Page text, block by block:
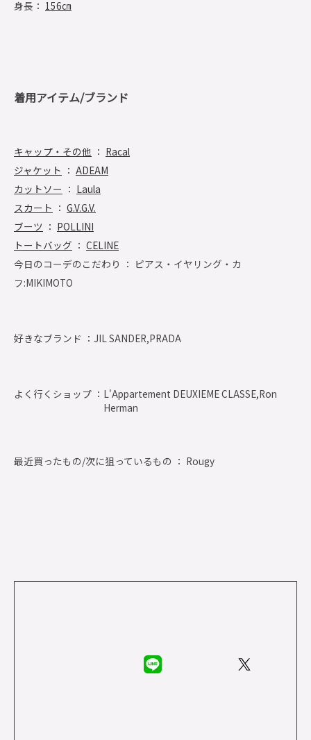
身長： 156㎝
着用アイテム/ブランド
キャップ・その他 ： Racal
ジャケット ： ADEAM
カットソー ： Laula
スカート ： G.V.G.V.
ブーツ ： POLLINI
トートバッグ ： CELINE
今日のコーデのこだわり ： ピアス・イヤリング・カ
フ:MIKIMOTO
好きなブランド ： JIL SANDER,PRADA
よく行くショップ ： L'Appartement DEUXIEME CLASSE,Ron
Herman
最近買ったもの/次に狙っているもの ： Rougy